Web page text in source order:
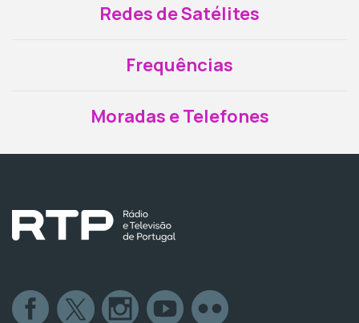
Redes de Satélites
Frequências
Moradas e Telefones